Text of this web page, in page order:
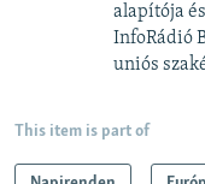
alapítója
InfoRádió
uniós
This item is part of